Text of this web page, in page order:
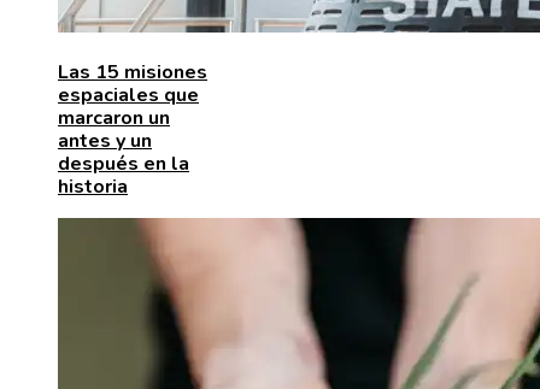
Las 15 misiones
espaciales que
marcaron un
antes y un
después en la
historia